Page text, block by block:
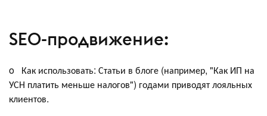
SEO-продвижение:
o Как использовать: Статьи в блоге (например, "Как ИП на
УСН платить меньше налогов") годами приводят лояльных
клиентов.